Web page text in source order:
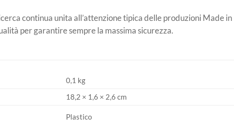
continua unita all’attenzione tipica delle produzioni Made in
per garantire sempre la massima sicurezza.
0,1 kg
18,2 × 1,6 × 2,6 cm
Plastico